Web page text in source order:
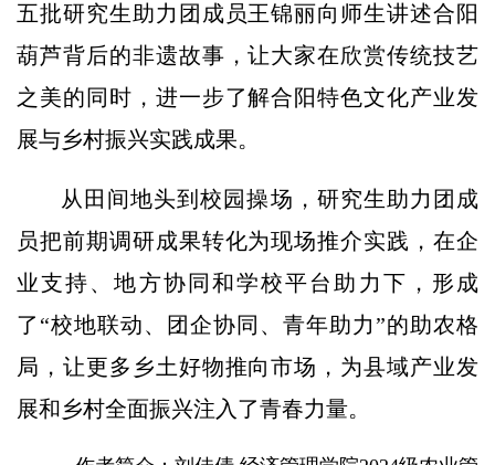
五批研究生助力团成员王锦丽向师生讲述合阳
葫芦背后的非遗故事，让大家在欣赏传统技艺
之美的同时，进一步了解合阳特色文化产业发
展与乡村振兴实践成果。
从田间地头到校园操场，研究生助力团成
员把前期调研成果转化为现场推介实践，在企
业支持、地方协同和学校平台助力下，形成
了“校地联动、团企协同、青年助力”的助农格
局，让更多乡土好物推向市场，为县域产业发
展和乡村全面振兴注入了青春力量。